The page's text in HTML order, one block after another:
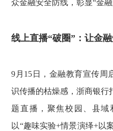
众金融安全防线，彰显“金融
线上直播“破圈”：让金
9月15日，金融教育宣传周
识传播的枯燥感，浙商银行
题直播，聚焦校园、县域
以“趣味实验+情景演绎+以